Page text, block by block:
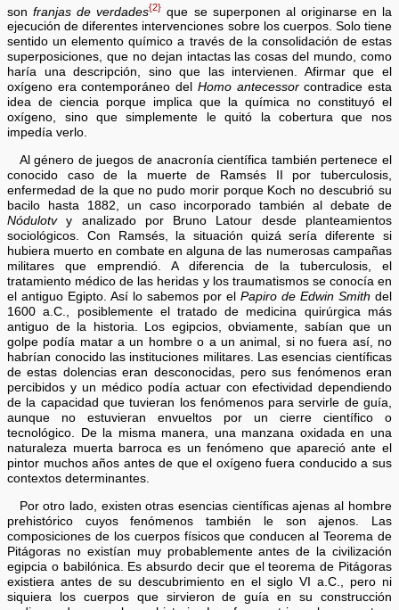
sonfranjas de verdades{2} que se superponen al originarse en la
ejecución de diferentes intervenciones sobre los cuerpos. Solo tiene
sentido un elemento químico a través de la consolidación de estas
superposiciones, que no dejan intactas las cosas del mundo, como
haría una descripción, sino que las intervienen. Afirmar que el
oxígeno era contemporáneo del Homo antecessorcontradice esta
idea de ciencia porque implica que la química no constituyó el
oxígeno, sino que simplemente le quitó la cobertura que nos
impedía verlo.
Al género de juegos de anacronía científica también pertenece el
conocido caso de la muerte de Ramsés II por tuberculosis,
enfermedad de la que no pudo morir porque Koch no descubrió su
bacilo hasta 1882, un caso incorporado también al debate de
Nódulotvy analizado por Bruno Latour desde planteamientos
sociológicos. Con Ramsés, la situación quizá sería diferente si
hubiera muerto en combate en alguna de las numerosas campañas
militares que emprendió. A diferencia de la tuberculosis, el
tratamiento médico de las heridas y los traumatismos se conocía en
el antiguo Egipto. Así lo sabemos por el Papiro de Edwin Smith del
1600 a.C., posiblemente el tratado de medicina quirúrgica más
antiguo de la historia. Los egipcios, obviamente, sabían que un
golpe podía matar a un hombre o a un animal, si no fuera así, no
habrían conocido las instituciones militares. Las esencias científicas
de estas dolencias eran desconocidas, pero sus fenómenos eran
percibidos y un médico podía actuar con efectividad dependiendo
de la capacidad que tuvieran los fenómenos para servirle de guía,
aunque no estuvieran envueltos por un cierre científico o
tecnológico. De la misma manera, una manzana oxidada en una
naturaleza muerta barroca es un fenómeno que apareció ante el
pintor muchos años antes de que el oxígeno fuera conducido a sus
contextos determinantes.
Por otro lado, existen otras esencias científicas ajenas al hombre
prehistórico cuyos fenómenos también le son ajenos. Las
composiciones de los cuerpos físicos que conducen al Teorema de
Pitágoras no existían muy probablemente antes de la civilización
egipcia o babilónica. Es absurdo decir que el teorema de Pitágoras
existiera antes de su descubrimiento en el siglo VI a.C., pero ni
siquiera los cuerpos que sirvieron de guía en su construcción